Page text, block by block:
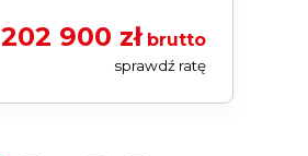
202 900 złbrutto
sprawdź ratę